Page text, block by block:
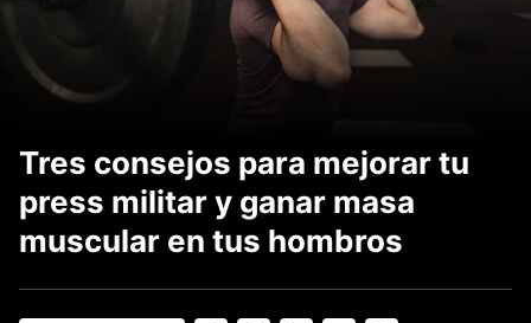
Tres consejos para mejorar tu
press militar y ganar masa
muscular en tus hombros